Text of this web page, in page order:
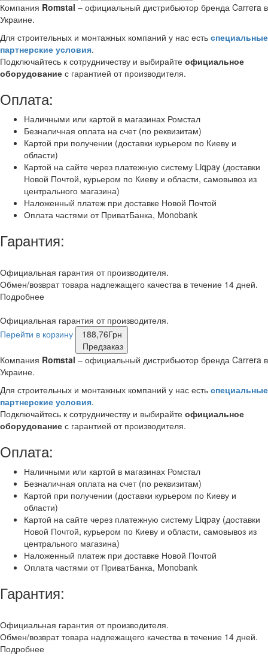
Компания Romstal – официальный дистрибьютор бренда Carrera в
Украине.
Для строительных и монтажных компаний у нас есть специальные
партнерские условия.
Подключайтесь к сотрудничеству и выбирайте официальное
оборудование с гарантией от производителя.
Оплата:
Наличными или картой в магазинах Ромстал
Безналичная оплата на счет (по реквизитам)
Картой при получении (доставки курьером по Киеву и
области)
Картой на сайте через платежную систему Liqpay (доставки
Новой Почтой, курьером по Киеву и области, самовывоз из
центрального магазина)
Наложенный платеж при доставке Новой Почтой
Оплата частями от ПриватБанка, Monobank
Гарантия:
Официальная гарантия от производителя.
Обмен/возврат товара надлежащего качества в течение 14 дней.
Подробнее
Официальная гарантия от производителя.
Перейти в корзину
188,76Грн
Предзаказ
Компания Romstal – официальный дистрибьютор бренда Carrera в
Украине.
Для строительных и монтажных компаний у нас есть специальные
партнерские условия.
Подключайтесь к сотрудничеству и выбирайте официальное
оборудование с гарантией от производителя.
Оплата:
Наличными или картой в магазинах Ромстал
Безналичная оплата на счет (по реквизитам)
Картой при получении (доставки курьером по Киеву и
области)
Картой на сайте через платежную систему Liqpay (доставки
Новой Почтой, курьером по Киеву и области, самовывоз из
центрального магазина)
Наложенный платеж при доставке Новой Почтой
Оплата частями от ПриватБанка, Monobank
Гарантия:
Официальная гарантия от производителя.
Обмен/возврат товара надлежащего качества в течение 14 дней.
Подробнее